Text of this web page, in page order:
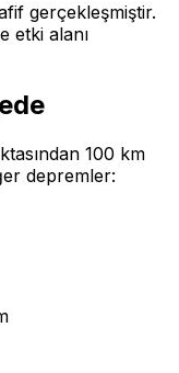
gerçekleşmiştir.
etki alanı
100 km
depremler: